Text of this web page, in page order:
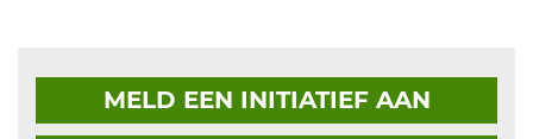
MELD EEN INITIATIEF AAN